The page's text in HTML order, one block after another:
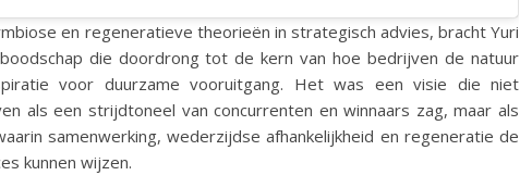
en regeneratieve theorieën in strategisch advies, bracht Yuri
die doordrong tot de kern van hoe bedrijven de natuur
voor duurzame vooruitgang. Het was een visie die niet
als een strijdtoneel van concurrenten en winnaars zag, maar als
samenwerking, wederzijdse afhankelijkheid en regeneratie de
kunnen wijzen.